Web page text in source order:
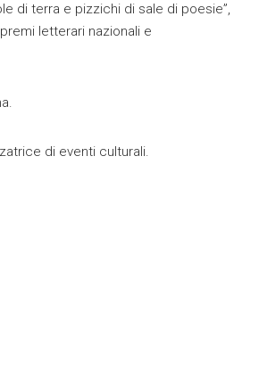
di terra e pizzichi di sale di poesie”,
letterari nazionali e
di eventi culturali.